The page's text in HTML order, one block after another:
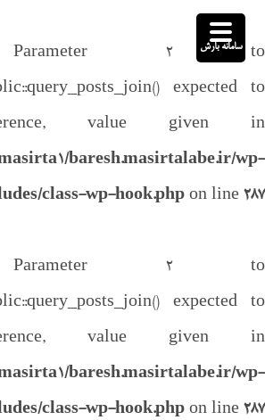
2 to
expected to
value given in
baresh.masirtalabe.ir/wp-
class-wp-hook.php on line 287
2 to
expected to
value given in
baresh.masirtalabe.ir/wp-
class-wp-hook.php on line 287
سامانه بارش